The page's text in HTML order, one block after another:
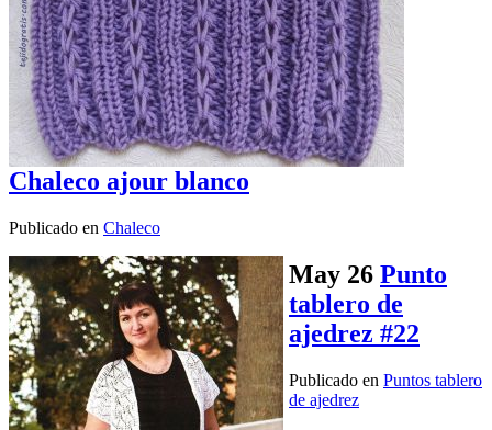
Chaleco ajour blanco
Publicado en Chaleco
May 26 Punto
tablero de
ajedrez #22
Publicado en Puntos tablero
de ajedrez